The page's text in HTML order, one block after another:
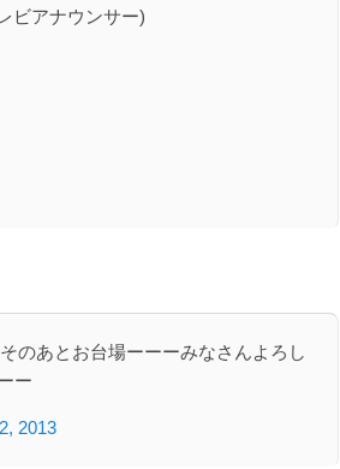
ビアナウンサー)
のあとお台場ーーーみなさんよろし
ー
2013